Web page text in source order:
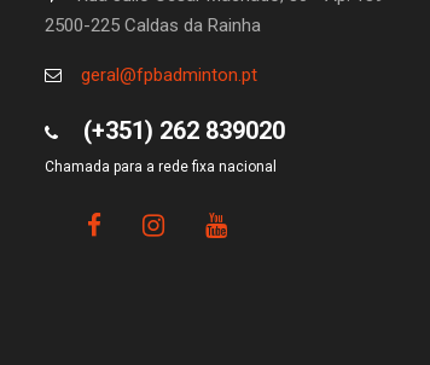
2500-225 Caldas da Rainha
geral@fpbadminton.pt
(+351) 262 839020
Chamada para a rede fixa nacional